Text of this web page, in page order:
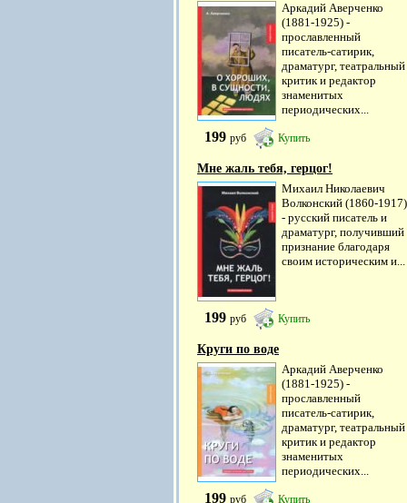
Аркадий Аверченко
(1881-1925) -
прославленный
писатель-сатирик,
драматург, театральный
критик и редактор
знаменитых
периодических...
199 руб Купить
Мне жаль тебя, герцог!
Михаил Николаевич
Волконский (1860-1917)
- русский писатель и
драматург, получивший
признание благодаря
своим историческим и...
199 руб Купить
Круги по воде
Аркадий Аверченко
(1881-1925) -
прославленный
писатель-сатирик,
драматург, театральный
критик и редактор
знаменитых
периодических...
199 руб Купить